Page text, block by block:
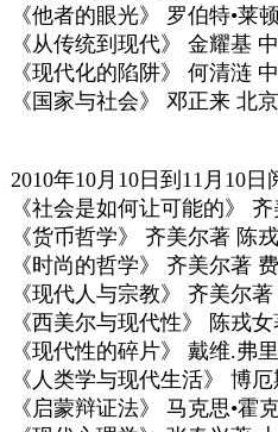
《他者的眼光》 罗伯特•莱
《从传统到现代》 金耀基
《现代化的陷阱》 何清涟
《国家与社会》 邓正来 北
2010年10月10日到11月10日
《社会是如何让可能的》
《货币哲学》 齐美尔著 陈
《时尚的哲学》 齐美尔著
《现代人与宗教》 齐美尔
《西美尔与现代性》 陈戎
《现代性的碎片》 戴维.弗
《人类学与现代生活》 博
《启蒙辩证法》 马克思•